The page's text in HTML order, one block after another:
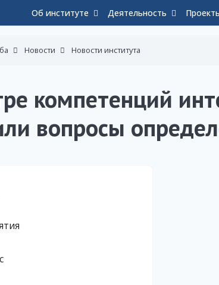
Об институте Деятельность
Новости Новости института
компетенций
вопросы